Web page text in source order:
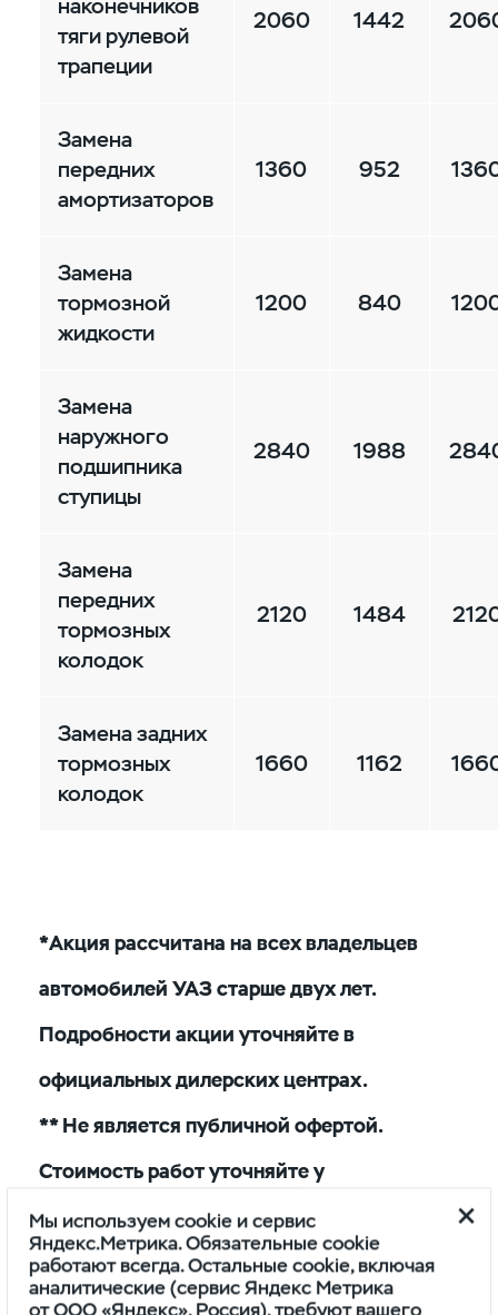
наконечников
тяги рулевой
трапеции
2060 1442
Замена
передних
амортизаторов
1360 952
Замена
тормозной
жидкости
1200 840
Замена
наружного
подшипника
ступицы
2840 1988
Замена
передних
тормозных
колодок
2120 1484
Замена задних
тормозных
колодок
1660 1162
*Акция рассчитана на всех владельцев
автомобилей УАЗ старше двух лет.
Подробности акции уточняйте в
официальных дилерских центрах.
** Не является публичной офертой.
Стоимость работ уточняйте у
официального Дилера УАЗ.
Скачать файл ТО УАЗ
Мы используем cookie и сервис
Яндекс.Метрика. Обязательные cookie
работают всегда. Остальные cookie, включая
аналитические (сервис Яндекс Метрика